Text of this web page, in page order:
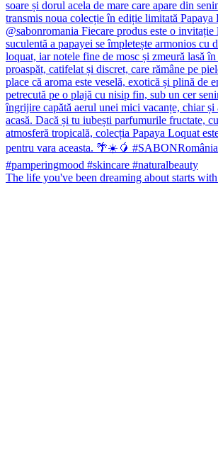
The life you've been dreaming about starts